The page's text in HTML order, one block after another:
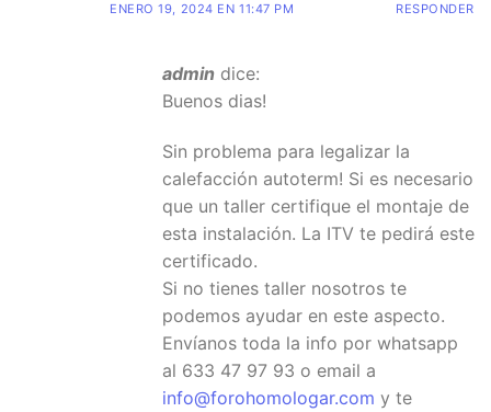
ENERO 19, 2024 EN 11:47 PM RESPONDER
admin dice:
Buenos dias!
Sin problema para legalizar la
calefacción autoterm! Si es necesario
que un taller certifique el montaje de
esta instalación. La ITV te pedirá este
certificado.
Si no tienes taller nosotros te
podemos ayudar en este aspecto.
Envíanos toda la info por whatsapp
al 633 47 97 93 o email a
info@forohomologar.com y te